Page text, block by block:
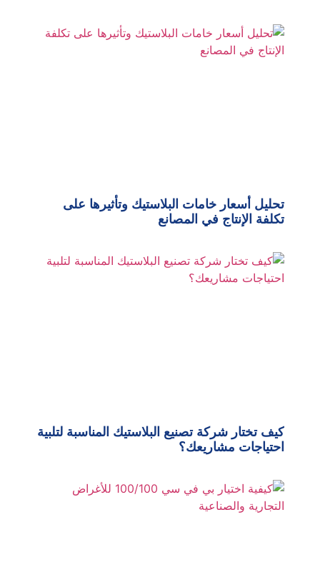
تحليل أسعار خامات البلاستيك وتأثيرها على
تكلفة الإنتاج في المصانع
كيف تختار شركة تصنيع البلاستيك المناسبة لتلبية
احتياجات مشاريعك؟